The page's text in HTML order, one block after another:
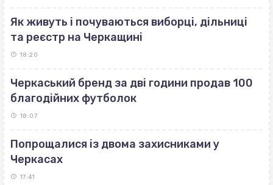
Як живуть і почуваються виборці, дільниці
та реєстр на Черкащині
18:20
Черкаський бренд за дві години продав 100
благодійних футболок
18:07
Попрощалися із двома захисниками у
Черкасах
17:41